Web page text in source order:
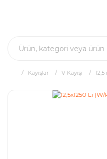
Kayışlar V Kayışı